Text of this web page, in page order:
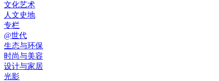
文化艺术
人文史地
专栏
@世代
生态与环保
时尚与美容
设计与家居
光影